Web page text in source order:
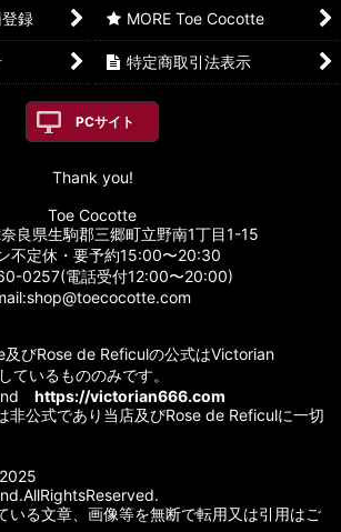
録 MORE Toe Cocotte
特定商取引法表示
PCサイト
Thank you!
Toe Cocotte
良県生駒郡三郷町立野南1丁目1-15
不定休・要予約15:00〜20:30
0257(電話受付12:00〜20:00)
びRose de Reficulの公式はVictorian
いるもののみです。
https://victorian666.com
非公式であり当店及びRose de Reficulに一切
いる文章、画像等を無断で転用又は引用はご